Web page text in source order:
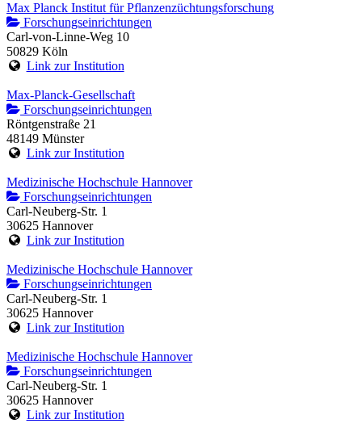
Max Planck Institut für Pflanzenzüchtungsforschung
Forschungseinrichtungen
Carl-von-Linne-Weg 10
50829 Köln
Link zur Institution
Max-Planck-Gesellschaft
Forschungseinrichtungen
Röntgenstraße 21
48149 Münster
Link zur Institution
Medizinische Hochschule Hannover
Forschungseinrichtungen
Carl-Neuberg-Str. 1
30625 Hannover
Link zur Institution
Medizinische Hochschule Hannover
Forschungseinrichtungen
Carl-Neuberg-Str. 1
30625 Hannover
Link zur Institution
Medizinische Hochschule Hannover
Forschungseinrichtungen
Carl-Neuberg-Str. 1
30625 Hannover
Link zur Institution